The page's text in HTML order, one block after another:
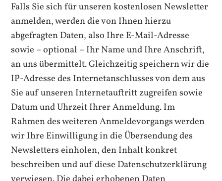
Falls Sie sich für unseren kostenlosen Newsletter
anmelden, werden die von Ihnen hierzu
abgefragten Daten, also Ihre E-Mail-Adresse
sowie – optional – Ihr Name und Ihre Anschrift,
an uns übermittelt. Gleichzeitig speichern wir die
IP-Adresse des Internetanschlusses von dem aus
Sie auf unseren Internetauftritt zugreifen sowie
Datum und Uhrzeit Ihrer Anmeldung. Im
Rahmen des weiteren Anmeldevorgangs werden
wir Ihre Einwilligung in die Übersendung des
Newsletters einholen, den Inhalt konkret
beschreiben und auf diese Datenschutzerklärung